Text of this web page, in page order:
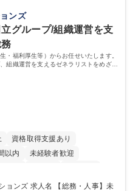
※未経験可
的なサポート、改善の動きも期
て、チームに貢献し、結果的に
ます。平均19:30の退勤以降の業
のある働き方となります。 学
学力： 資格：
ンズ
グループ/組織運営を支
・福利厚生等）からお任せいたします。
組織運営を支えるゼネラリストをめざせ
資格取得支援あり
以内
未経験者歓迎
土日祝休み 寮・社宅あり
・人事】未